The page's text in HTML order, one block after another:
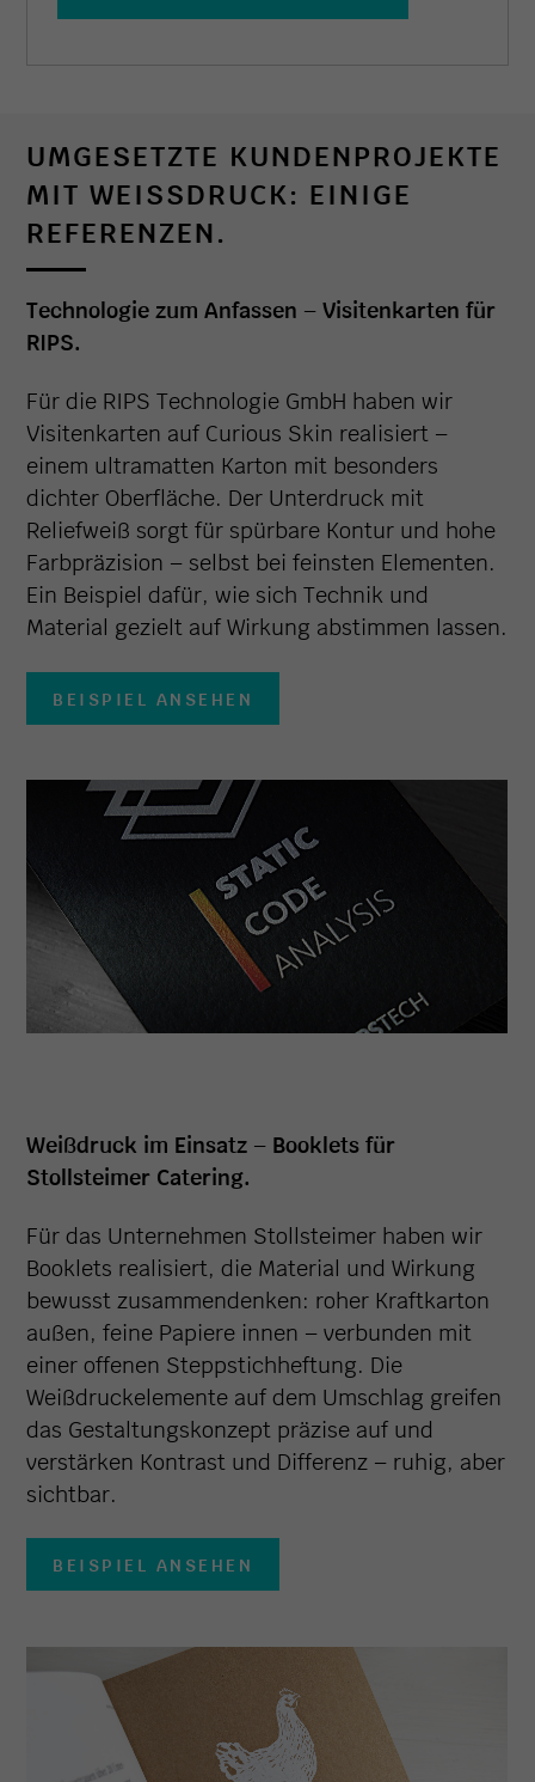
UMGESETZTE KUNDENPROJEKTE
MIT WEISSDRUCK: EINIGE R
EFERENZEN.
Technologie zum Anfassen – Visitenkarten für
RIPS.
Für die RIPS Technologie GmbH haben wir
Visitenkarten auf Curious Skin realisiert –
einem ultramatten Karton mit besonders
dichter Oberfläche. Der Unterdruck mit
Reliefweiß sorgt für spürbare Kontur und hohe
Farbpräzision – selbst bei feinsten Elementen.
Ein Beispiel dafür, wie sich Technik und
Material gezielt auf Wirkung abstimmen lassen.
BEISPIEL ANSEHEN
Weißdruck im Einsatz – Booklets für
Stollsteimer Catering.
Für das Unternehmen Stollsteimer haben wir
Booklets realisiert, die Material und Wirkung
bewusst zusammendenken: roher Kraftkarton
außen, feine Papiere innen – verbunden mit
einer offenen Steppstichheftung. Die
Weißdruckelemente auf dem Umschlag greifen
das Gestaltungskonzept präzise auf und
verstärken Kontrast und Differenz – ruhig, aber
sichtbar.
BEISPIEL ANSEHEN